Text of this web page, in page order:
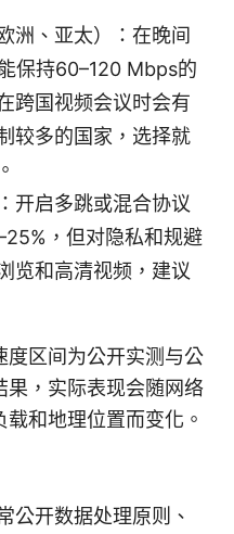
洲、亚太）：在晚间
保持60–120 Mbps的
跨国视频会议时会有
较多的国家，选择就
开启多跳或混合协议
，但对隐私和规避
览和高清视频，建议
度区间为公开实测与公
果，实际表现会随网络
和地理位置而变化。
公开数据处理原则、